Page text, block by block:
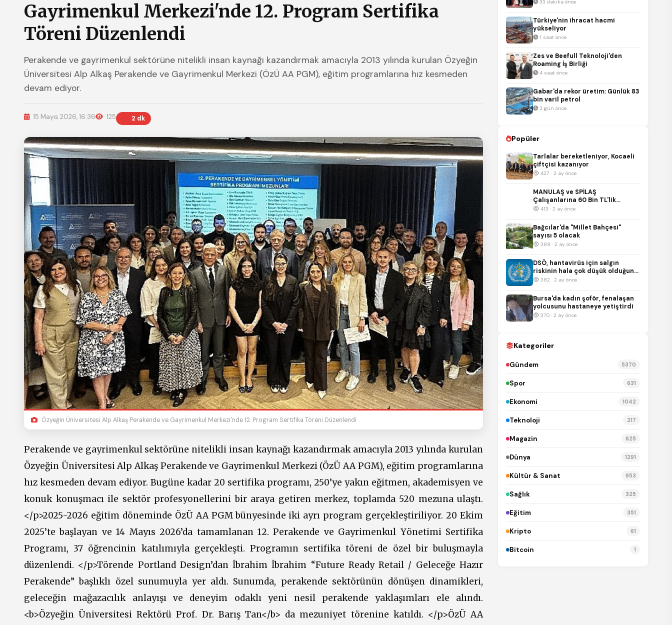
Gayrimenkul Merkezi'nde 12. Program Sertifika
Töreni Düzenlendi
Perakende ve gayrimenkul sektörüne nitelikli insan kaynağı kazandırmak amacıyla 2013 yılında kurulan Özyeğin
Üniversitesi Alp Alkaş Perakende ve Gayrimenkul Merkezi (ÖzÜ AA PGM), eğitim programlarına hız kesmeden
devam ediyor.
15 Mayıs 2026, 16:36 125 2 dk
Özyeğin Üniversitesi Alp Alkaş Perakende ve Gayrimenkul Merkezi'nde 12. Program Sertifika Töreni Düzenlendi
Perakende ve gayrimenkul sektörüne nitelikli insan kaynağı kazandırmak amacıyla 2013 yılında kurulan
Özyeğin Üniversitesi Alp Alkaş Perakende ve Gayrimenkul Merkezi (ÖzÜ AA PGM), eğitim programlarına
hız kesmeden devam ediyor. Bugüne kadar 20 sertifika programı, 250’ye yakın eğitmen, akademisyen ve
konuk konuşmacı ile sektör profesyonellerini bir araya getiren merkez, toplamda 520 mezuna ulaştı.
</p>2025-2026 eğitim döneminde ÖzÜ AA PGM bünyesinde iki ayrı program gerçekleştiriliyor. 20 Ekim
2025’te başlayan ve 14 Mayıs 2026’da tamamlanan 12. Perakende ve Gayrimenkul Yönetimi Sertifika
Programı, 37 öğrencinin katılımıyla gerçekleşti. Programın sertifika töreni de özel bir buluşmayla
düzenlendi. </p>Törende Portland Design’dan İbrahim İbrahim “Future Ready Retail / Geleceğe Hazır
Perakende” başlıklı özel sunumuyla yer aldı. Sunumda, perakende sektörünün dönüşen dinamikleri,
geleceğin mağazacılık anlayışı ve deneyim odaklı yeni nesil perakende yaklaşımları ele alındı.
<b>Özyeğin Üniversitesi Rektörü Prof. Dr. Barış Tan</b> da mezuniyet törenine katıldı. </p>ÖzÜ AA
33 dakika önce
Türkiye'nin ihracat hacmi
yükseliyor
1 saat önce
Zes ve Beefull Teknoloji'den
Roaming İş Birliği
4 saat önce
Gabar'da rekor üretim: Günlük 83
bin varil petrol
2 gün önce
Popüler
Tarlalar bereketleniyor, Kocaeli
çiftçisi kazanıyor
427 · 2 ay önce
MANULAŞ ve SPİLAŞ
Çalışanlarına 60 Bin TL'lik
Promosyon
413 · 2 ay önce
Bağcılar'da "Millet Bahçesi"
sayısı 5 olacak
389 · 2 ay önce
DSÖ, hantavirüs için salgın
riskinin hala çok düşük olduğunu
duyurdu
382 · 2 ay önce
Bursa'da kadın şoför, fenalaşan
yolcusunu hastaneye yetiştirdi
370 · 2 ay önce
Kategoriler
Gündem 5370
Spor 631
Ekonomi 1042
Teknoloji 217
Magazin 625
Dünya 1291
Kültür & Sanat 953
Sağlık 325
Eğitim 351
Kripto 61
Bitcoin 1